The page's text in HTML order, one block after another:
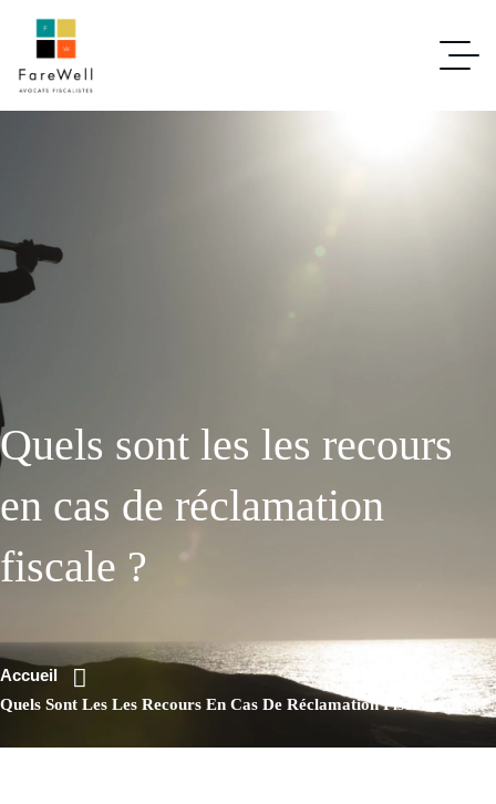
Quels sont les les recours
en cas de réclamation
fiscale ?
Accueil
Quels Sont Les Les Recours En Cas De Réclamation Fiscale ?